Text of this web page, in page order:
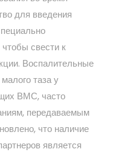
для введения
чтобы свести к
Воспалительные
таза у
ВМС, часто
передаваемым
что наличие
является